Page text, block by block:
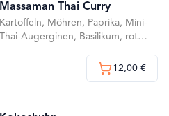
Massaman Thai Curry
Kartoffeln, Möhren, Paprika, Mini-
Thai-Augerginen, Basilikum, rote
12,00 €